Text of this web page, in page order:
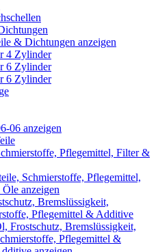
& Dichtungen anzeigen
4 Zylinder
6 Zylinder
6 Zylinder
06 anzeigen
Pflegemittel, Filter &
Schmierstoffe, Pflegemittel,
anzeigen
Bremslüssigkeit,
Pflegemittel & Additive
Frostschutz, Bremslüssigkeit,
Pflegemittel &